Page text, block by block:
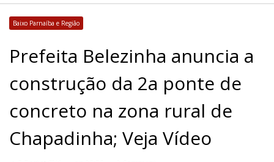
Baixo Parnaíba e Região
Prefeita Belezinha anuncia a
construção da 2a ponte de
concreto na zona rural de
Chapadinha; Veja Vídeo